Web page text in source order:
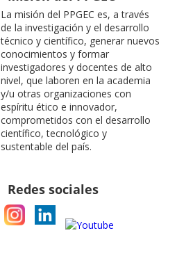
La misión del PPGEC es, a través
de la investigación y el desarrollo
técnico y científico, generar nuevos
conocimientos y formar
investigadores y docentes de alto
nivel, que laboren en la academia
y/u otras organizaciones con
espíritu ético e innovador,
comprometidos con el desarrollo
científico, tecnológico y
sustentable del país.
Redes sociales